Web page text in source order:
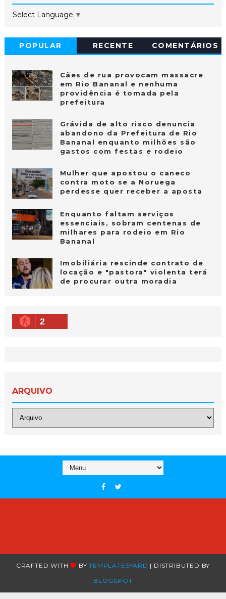
Select Language ▼
POPULAR RECENTE COMENTÁRIOS
Cães de rua provocam massacre
em Rio Bananal e nenhuma
providência é tomada pela
prefeitura
Grávida de alto risco denuncia
abandono da Prefeitura de Rio
Bananal enquanto milhões são
gastos com festas e rodeio
Mulher que apostou o caneco
contra moto se a Noruega
perdesse quer receber a aposta
Enquanto faltam serviços
essenciais, sobram centenas de
milhares para rodeio em Rio
Bananal
Imobiliária rescinde contrato de
locação e "pastora" violenta terá
de procurar outra moradia
2
ARQUIVO
CRAFTED WITH BYTEMPLATESYARD | DISTRIBUTED BY
BLOGSPOT